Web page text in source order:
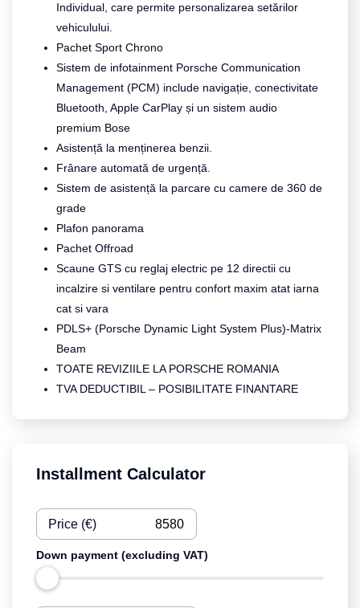
Individual, care permite personalizarea setărilor
vehiculului.
Pachet Sport Chrono
Sistem de infotainment Porsche Communication
Management (PCM) include navigație, conectivitate
Bluetooth, Apple CarPlay și un sistem audio
premium Bose
Asistență la menținerea benzii.
Frânare automată de urgență.
Sistem de asistență la parcare cu camere de 360 de
grade
Plafon panorama
Pachet Offroad
Scaune GTS cu reglaj electric pe 12 directii cu
incalzire si ventilare pentru confort maxim atat iarna
cat si vara
PDLS+ (Porsche Dynamic Light System Plus)-Matrix
Beam
TOATE REVIZIILE LA PORSCHE ROMANIA
TVA DEDUCTIBIL – POSIBILITATE FINANTARE
Installment Calculator
Price (€)
Down payment (excluding VAT)